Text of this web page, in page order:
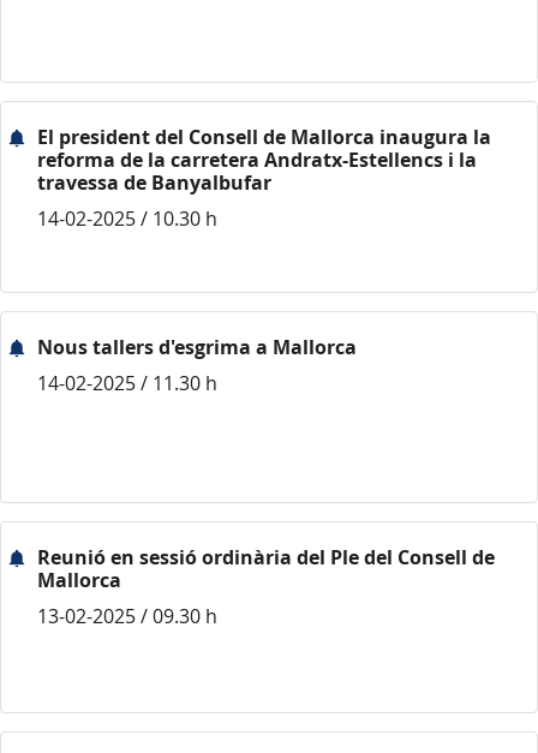
El president del Consell de Mallorca inaugura la
reforma de la carretera Andratx-Estellencs i la
travessa de Banyalbufar
14-02-2025 / 10.30 h
Nous tallers d'esgrima a Mallorca
14-02-2025 / 11.30 h
Reunió en sessió ordinària del Ple del Consell de
Mallorca
13-02-2025 / 09.30 h